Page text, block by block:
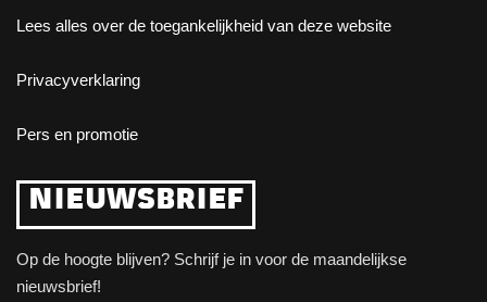
Lees alles over de toegankelijkheid van deze website
Privacyverklaring
Pers en promotie
NIEUWSBRIEF
Op de hoogte blijven? Schrijf je in voor de maandelijkse
nieuwsbrief!